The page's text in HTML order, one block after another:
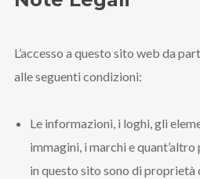
Cellulare
Seguici sui
L’accesso a questo sito web da
alle seguenti condizioni:
Le informazioni, i loghi, gli
immagini, i marchi e
in questo sito sono di